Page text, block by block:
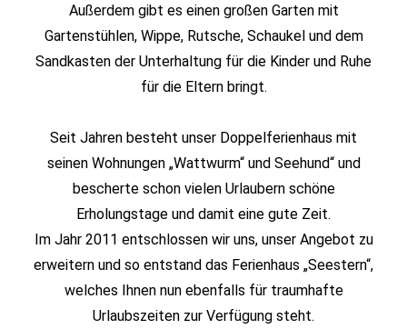
Außerdem gibt es einen großen Garten mit
Gartenstühlen, Wippe, Rutsche, Schaukel und dem
Sandkasten der Unterhaltung für die Kinder und Ruhe
für die Eltern bringt.
Seit Jahren besteht unser Doppelferienhaus mit
seinen Wohnungen „Wattwurm“ und Seehund“ und
bescherte schon vielen Urlaubern schöne
Erholungstage und damit eine gute Zeit.
Im Jahr 2011 entschlossen wir uns, unser Angebot zu
erweitern und so entstand das Ferienhaus „Seestern“,
welches Ihnen nun ebenfalls für traumhafte
Urlaubszeiten zur Verfügung steht.